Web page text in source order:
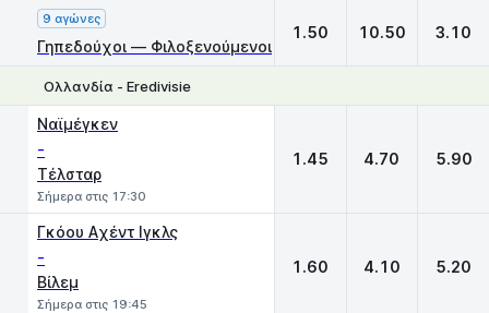
9 αγώνες
Γηπεδούχοι — Φιλοξενούμενοι
1.50 10.50 3.10
Ολλανδία - Eredivisie
Ναϊμέγκεν
-
Τέλσταρ
Σήμερα στις 17:30
1.45 4.70 5.90
Γκόου Aχέντ Ιγκλς
-
Βίλεμ
Σήμερα στις 19:45
1.60 4.10 5.20